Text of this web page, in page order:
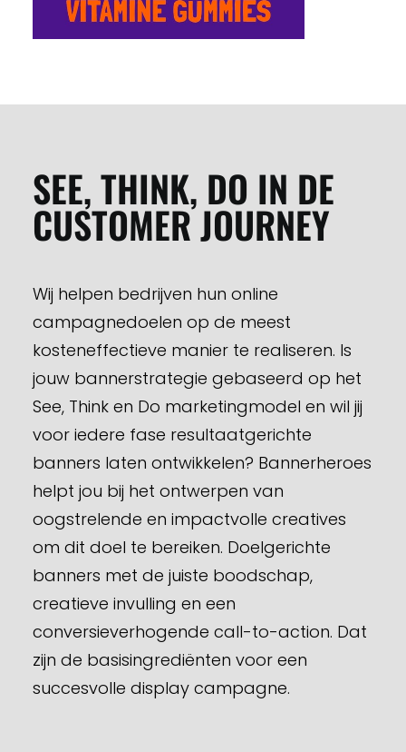
SEE, THINK, DO IN DE
CUSTOMER JOURNEY
Wij helpen bedrijven hun online
campagnedoelen op de meest
kosteneffectieve manier te realiseren. Is
jouw bannerstrategie gebaseerd op het
See, Think en Do marketingmodel en wil jij
voor iedere fase resultaatgerichte
banners laten ontwikkelen? Bannerheroes
helpt jou bij het ontwerpen van
oogstrelende en impactvolle creatives
om dit doel te bereiken. Doelgerichte
banners met de juiste boodschap,
creatieve invulling en een
conversieverhogende call-to-action. Dat
zijn de basisingrediënten voor een
succesvolle display campagne.